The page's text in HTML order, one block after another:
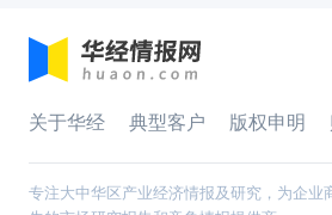
关于华经 典型客户 版权申明
专注大中华区产业经济情报及研究，为企业